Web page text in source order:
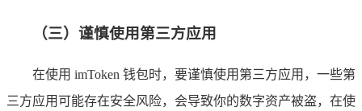
（三）谨慎使用第三方应用
在使用 imToken 钱包时，要谨慎使用第三方应用，一些第
三方应用可能存在安全风险，会导致你的数字资产被盗，在使